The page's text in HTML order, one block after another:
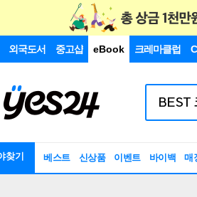
외국도서 중고샵 eBook 크레마클럽
찾기 베스트 신상품 이벤트 바이백 매